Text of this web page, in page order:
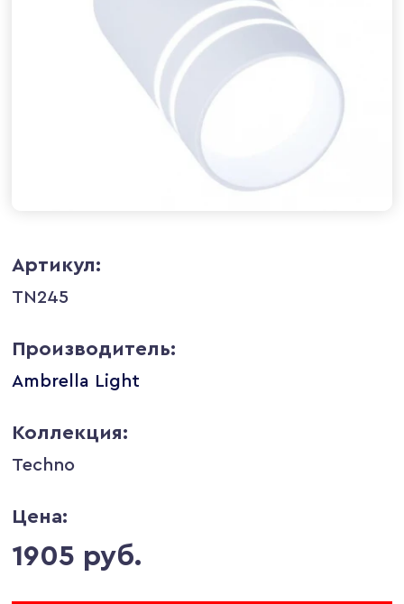
Артикул:
TN245
Производитель:
Ambrella Light
Коллекция:
Techno
Цена:
1905 руб.